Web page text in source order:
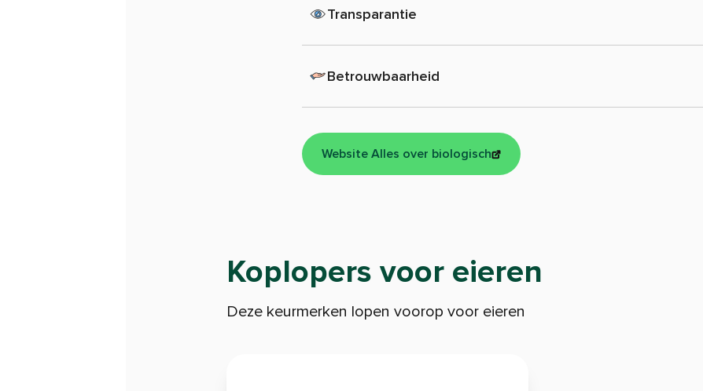
Transparantie
Betrouwbaarheid
Website Alles over biologisch
Koplopers voor eieren
Deze keurmerken lopen voorop voor eieren